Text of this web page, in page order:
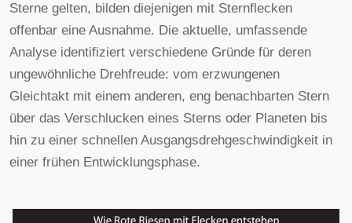
Sterne gelten, bilden diejenigen mit Sternflecken
offenbar eine Ausnahme. Die aktuelle, umfassende
Analyse identifiziert verschiedene Gründe für deren
ungewöhnliche Drehfreude: vom erzwungenen
Gleichtakt mit einem anderen, eng benachbarten Stern
über das Verschlucken eines Sterns oder Planeten bis
hin zu einer schnellen Ausgangsdrehgeschwindigkeit in
einer frühen Entwicklungsphase.